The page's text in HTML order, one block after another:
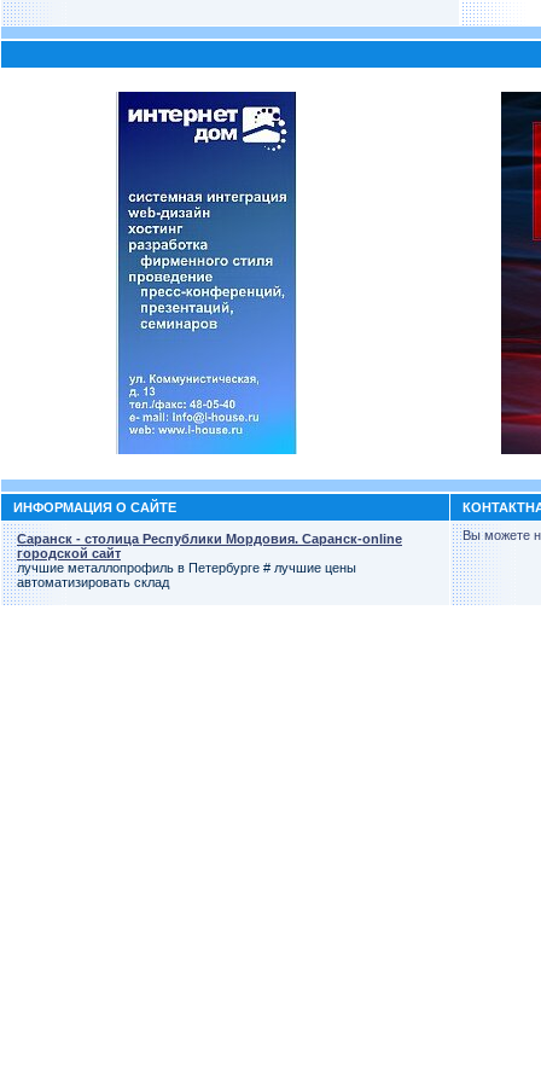
ИНФОРМАЦИЯ О САЙТЕ
Саранск - столица Республики Мордовия. Саранск-online
городской сайт
лучшие металлопрофиль в Петербурге # лучшие цены
автоматизировать склад
Вы можете